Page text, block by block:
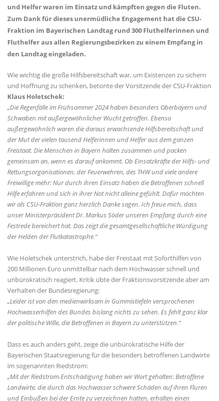
und Helfer waren im Einsatz und kämpften gegen die Fluten.
Zum Dank für dieses unermüdliche Engagement hat die CSU-
Fraktion im Bayerischen Landtag rund 300 Fluthelferinnen und
Fluthelfer aus allen Regierungsbezirken zu einem Empfang in
den Landtag eingeladen.
Wie wichtig die große Hilfsbereitschaft war, um Existenzen zu sichern
und Hoffnung zu schenken, betonte der Vorsitzende der CSU-Fraktion
Klaus Holetschek:
Die Regenfälle im Frühsommer 2024 haben besonders Oberbayern und
Schwaben mit außergewöhnlicher Wucht getroffen. Ebenso
außergewöhnlich waren die daraus erwachsende Hilfsbereitschaft und
der Mut der vielen tausend Helferinnen und Helfer aus dem ganzen
Freistaat. Die Menschen in Bayern halten zusammen und packen
gemeinsam an, wenn es darauf ankommt. Ob Einsatzkräfte der Hilfs- und
Rettungsorganisationen, der Feuerwehren, des THW und viele andere
Freiwillige mehr: Nur durch ihren Einsatz haben die Betroffenen schnell
Hilfe erfahren und sich in ihrer Not nicht alleine gefühlt. Dafür möchten
wir als CSU-Fraktion ganz herzlich Danke sagen. Ich freue mich, dass
unser Ministerpräsident Dr. Markus Söder unseren Empfang durch eine
Festrede bereichert hat. Das zeigt die gesamtgesellschaftliche Würdigung
der Helden der Flutkatastrophe.“
Wie Holetschek unterstrich, habe der Freistaat mit Soforthilfen von
200 Millionen Euro unmittelbar nach dem Hochwasser schnell und
unbürokratisch reagiert. Kritik übte der Fraktionsvorsitzende aber am
Verhalten der Bundesregierung:
Leider ist von den medienwirksam in Gummistiefeln versprochenen
Hochwasserhilfen des Bundes bislang nichts zu sehen. Es fehlt ganz klar
der politische Wille, die Betroffenen in Bayern zu unterstützen.“
Dass es auch anders geht, zeige die unbürokratische Hilfe der
Bayerischen Staatsregierung für die besonders betroffenen Landwirte
im sogenannten Riedstrom:
Mit der Riedstrom-Entschädigung haben wir Wort gehalten: Betroffene
Landwirte, die durch das Hochwasser schwere Schäden auf ihren Fluren
und Einbußen bei der Ernte zu verzeichnen hatten, erhalten einen